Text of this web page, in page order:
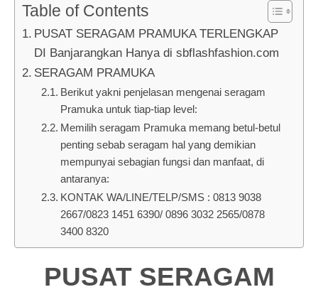
Table of Contents
PUSAT SERAGAM PRAMUKA TERLENGKAP
DI Banjarangkan Hanya di sbflashfashion.com
SERAGAM PRAMUKA
Berikut yakni penjelasan mengenai seragam
Pramuka untuk tiap-tiap level:
Memilih seragam Pramuka memang betul-betul
penting sebab seragam hal yang demikian
mempunyai sebagian fungsi dan manfaat, di
antaranya:
KONTAK WA/LINE/TELP/SMS : 0813 9038
2667/0823 1451 6390/ 0896 3032 2565/0878
3400 8320
PUSAT SERAGAM